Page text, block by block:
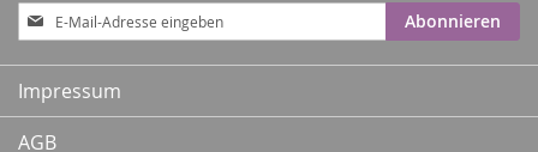
Anmeldung
zum
Newsletter:
Abonnieren
Impressum
AGB